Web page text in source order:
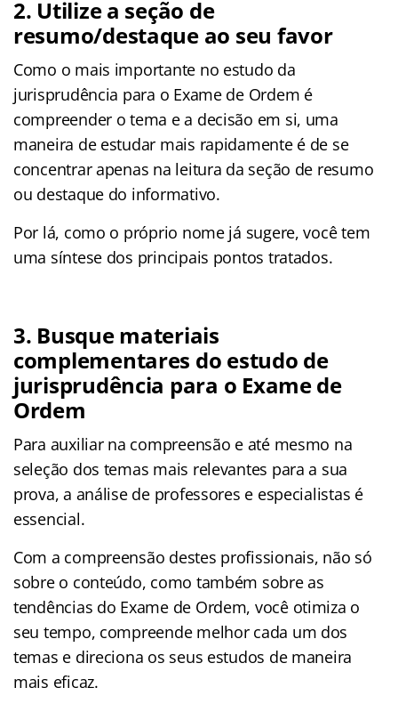
2. Utilize a seção de
resumo/destaque ao seu favor
Como o mais importante no estudo da
jurisprudência para o Exame de Ordem é
compreender o tema e a decisão em si, uma
maneira de estudar mais rapidamente é de se
concentrar apenas na leitura da seção de resumo
ou destaque do informativo.
Por lá, como o próprio nome já sugere, você tem
uma síntese dos principais pontos tratados.
3. Busque materiais
complementares do estudo de
jurisprudência para o Exame de
Ordem
Para auxiliar na compreensão e até mesmo na
seleção dos temas mais relevantes para a sua
prova, a análise de professores e especialistas é
essencial.
Com a compreensão destes profissionais, não só
sobre o conteúdo, como também sobre as
tendências do Exame de Ordem, você otimiza o
seu tempo, compreende melhor cada um dos
temas e direciona os seus estudos de maneira
mais eficaz.